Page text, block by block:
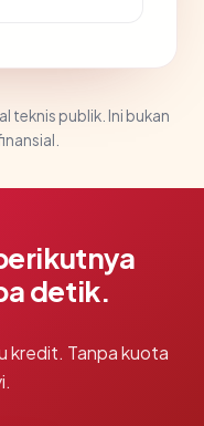
teknis publik. Ini bukan
detik.
kredit. Tanpa kuota